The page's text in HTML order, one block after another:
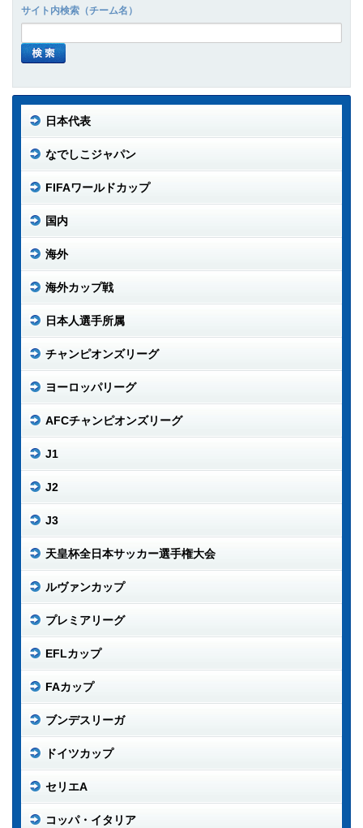
サイト内検索（チーム名）
日本代表
なでしこジャパン
FIFAワールドカップ
国内
海外
海外カップ戦
日本人選手所属
チャンピオンズリーグ
ヨーロッパリーグ
AFCチャンピオンズリーグ
J1
J2
J3
天皇杯全日本サッカー選手権大会
ルヴァンカップ
プレミアリーグ
EFLカップ
FAカップ
ブンデスリーガ
ドイツカップ
セリエA
コッパ・イタリア